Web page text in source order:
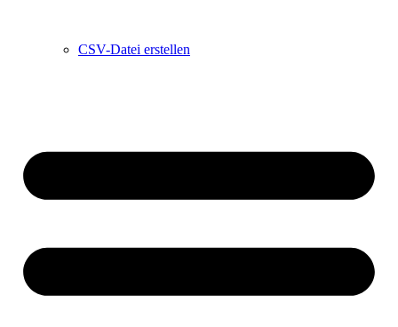
CSV-Datei erstellen